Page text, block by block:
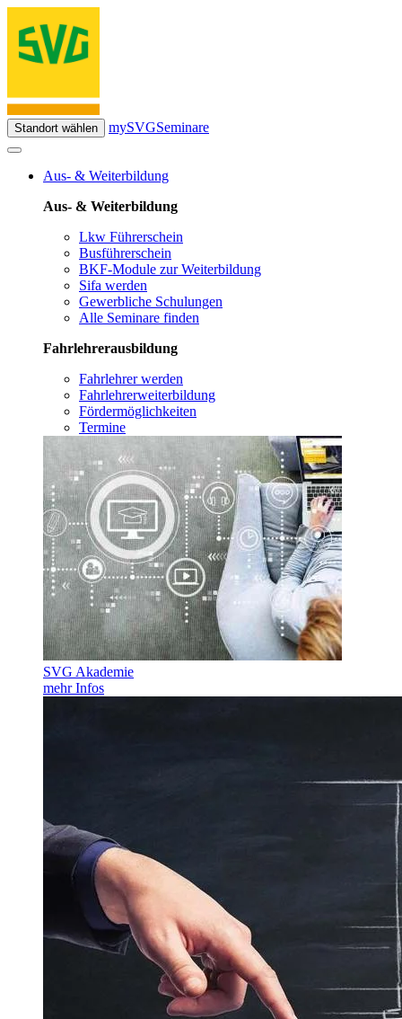
Standort wählen mySVGSeminare
Aus- & Weiterbildung
Aus- & Weiterbildung
Lkw Führerschein
Busführerschein
BKF-Module zur Weiterbildung
Sifa werden
Gewerbliche Schulungen
Alle Seminare finden
Fahrlehrerausbildung
Fahrlehrer werden
Fahrlehrerweiterbildung
Fördermöglichkeiten
Termine
SVG Akademie
mehr Infos